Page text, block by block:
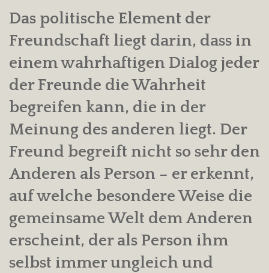
Das politische Element der
Freundschaft liegt darin, dass in
einem wahrhaftigen Dialog jeder
der Freunde die Wahrheit
begreifen kann, die in der
Meinung des anderen liegt. Der
Freund begreift nicht so sehr den
Anderen als Person – er erkennt,
auf welche besondere Weise die
gemeinsame Welt dem Anderen
erscheint, der als Person ihm
selbst immer ungleich und